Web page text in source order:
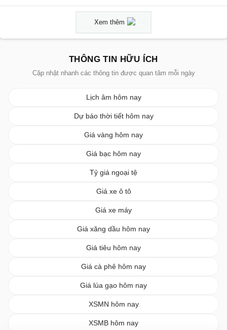
Xem thêm
THÔNG TIN HỮU ÍCH
Cập nhật nhanh các thông tin được quan tâm mỗi ngày
Lịch âm hôm nay
Dự báo thời tiết hôm nay
Giá vàng hôm nay
Giá bạc hôm nay
Tỷ giá ngoại tệ
Giá xe ô tô
Giá xe máy
Giá xăng dầu hôm nay
Giá tiêu hôm nay
Giá cà phê hôm nay
Giá lúa gạo hôm nay
XSMN hôm nay
XSMB hôm nay